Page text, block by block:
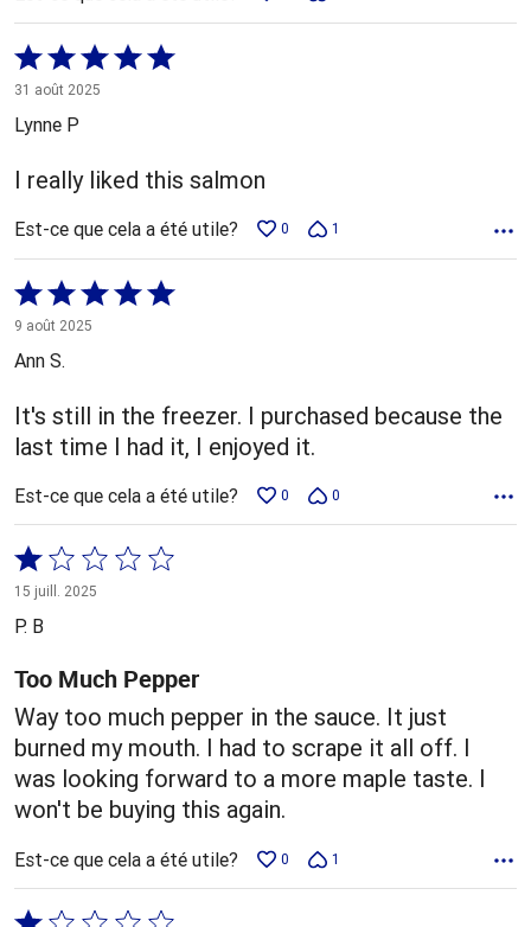
Coté
5 sur
5
31 août 2025
Lynne P
I really liked this salmon
Est-ce que cela a été utile? 0 1
Coté
5 sur
5
9 août 2025
Ann S.
It's still in the freezer. I purchased because the
last time I had it, I enjoyed it.
Est-ce que cela a été utile? 0 0
Coté
1 sur
5
15 juill. 2025
P. B
Too Much Pepper
Way too much pepper in the sauce. It just
burned my mouth. I had to scrape it all off. I
was looking forward to a more maple taste. I
won't be buying this again.
Est-ce que cela a été utile? 0 1
Coté